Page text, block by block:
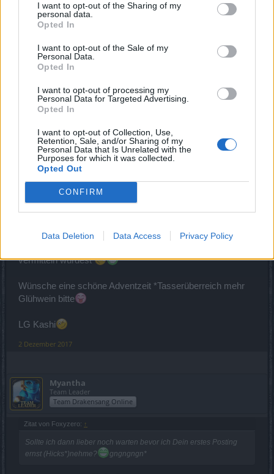
I want to opt-out of the Sharing of my
personal data.
Opted In
I want to opt-out of the Sale of my
Personal Data.
Opted In
I want to opt-out of processing my
Personal Data for Targeted Advertising.
Opted In
I want to opt-out of Collection, Use,
Retention, Sale, and/or Sharing of my
Personal Data that Is Unrelated with the
Purposes for which it was collected.
Opted Out
CONFIRM
Data Deletion Data Access Privacy Policy
uuuuuuuuuuund (ich unhöflich Ding) Frohe Adventszeit All
Füxxy
Iahsak
Zitat von Myantha:↑
@Iahsakhast du persönlichen Kontakt? Dann können wir dich ja
an den Weihnachtsman vermitteln, damit die Kalendertürchen
schneller gefunden werden.
vermitteln würdest
Wünsche eine schöne Adventzeit *Tasserüberreich mehr
Glühwein bitte
LG Kashi
2 Dezember 2017
Myantha
Team Leader
Team Drakensang Online
Zitat von Foxyzero: ↑
Sollte ich dann lieber noch warten bevor ich Dein erstes Posting
ernst (Hicks*)nehme?
gngngngn*